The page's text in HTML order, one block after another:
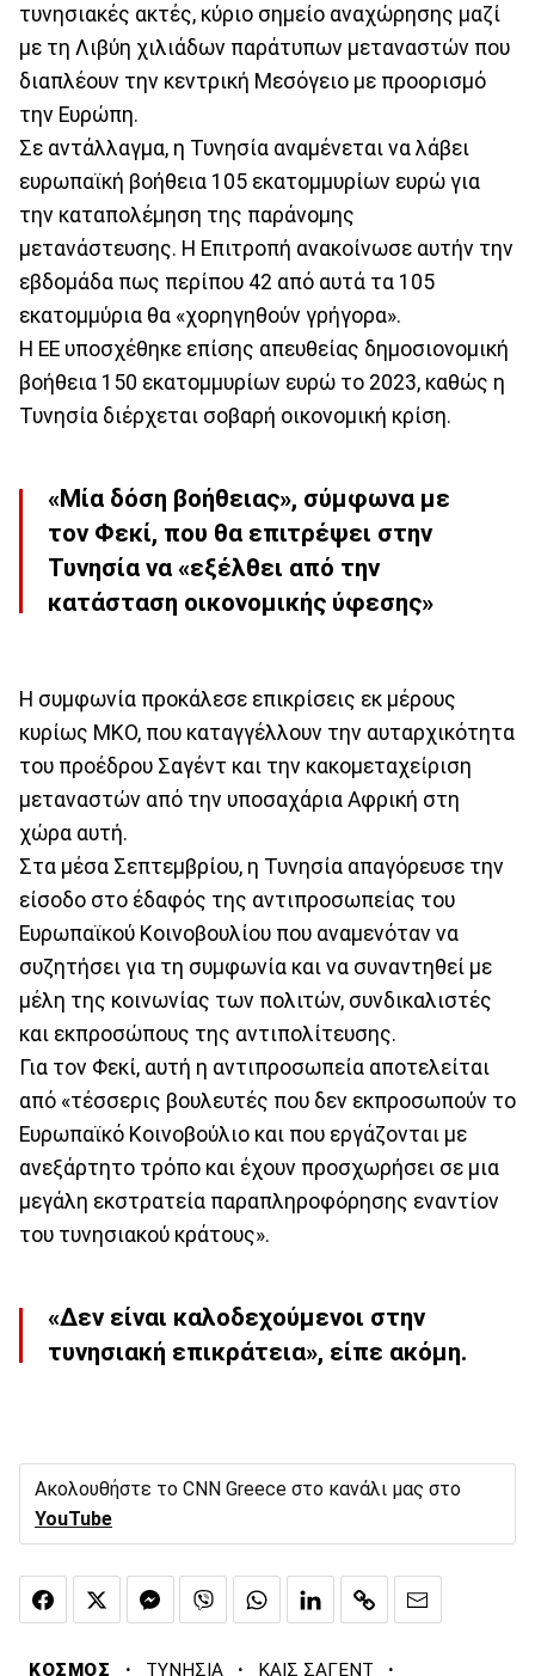
τυνησιακές ακτές, κύριο σημείο αναχώρησης μαζί
με τη Λιβύη χιλιάδων παράτυπων μεταναστών που
διαπλέουν την κεντρική Μεσόγειο με προορισμό
την Ευρώπη.
Σε αντάλλαγμα, η Τυνησία αναμένεται να λάβει
ευρωπαϊκή βοήθεια 105 εκατομμυρίων ευρώ για
την καταπολέμηση της παράνομης
μετανάστευσης. Η Επιτροπή ανακοίνωσε αυτήν την
εβδομάδα πως περίπου 42 από αυτά τα 105
εκατομμύρια θα «χορηγηθούν γρήγορα».
Η ΕΕ υποσχέθηκε επίσης απευθείας δημοσιονομική
βοήθεια 150 εκατομμυρίων ευρώ το 2023, καθώς η
Τυνησία διέρχεται σοβαρή οικονομική κρίση.
«Μία δόση βοήθειας», σύμφωνα με
τον Φεκί, που θα επιτρέψει στην
Τυνησία να «εξέλθει από την
κατάσταση οικονομικής ύφεσης»
Η συμφωνία προκάλεσε επικρίσεις εκ μέρους
κυρίως ΜΚΟ, που καταγγέλλουν την αυταρχικότητα
του προέδρου Σαγέντ και την κακομεταχείριση
μεταναστών από την υποσαχάρια Αφρική στη
χώρα αυτή.
Στα μέσα Σεπτεμβρίου, η Τυνησία απαγόρευσε την
είσοδο στο έδαφός της αντιπροσωπείας του
Ευρωπαϊκού Κοινοβουλίου που αναμενόταν να
συζητήσει για τη συμφωνία και να συναντηθεί με
μέλη της κοινωνίας των πολιτών, συνδικαλιστές
και εκπροσώπους της αντιπολίτευσης.
Για τον Φεκί, αυτή η αντιπροσωπεία αποτελείται
από «τέσσερις βουλευτές που δεν εκπροσωπούν το
Ευρωπαϊκό Κοινοβούλιο και που εργάζονται με
ανεξάρτητο τρόπο και έχουν προσχωρήσει σε μια
μεγάλη εκστρατεία παραπληροφόρησης εναντίον
του τυνησιακού κράτους».
«Δεν είναι καλοδεχούμενοι στην
τυνησιακή επικράτεια», είπε ακόμη.
Ακολουθήστε το CNN Greece στο κανάλι μας στο
YouTube
ΚΟΣΜΟΣ · ΤΥΝΗΣΙΑ · ΚΑΙΣ ΣΑΓΕΝΤ ·